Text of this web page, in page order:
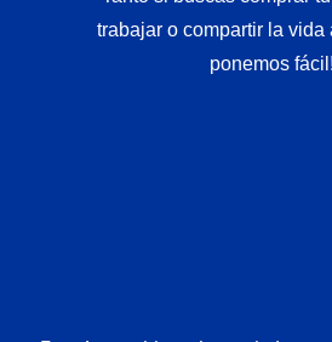
trabajar o compartir la vida
ponemos fácil!